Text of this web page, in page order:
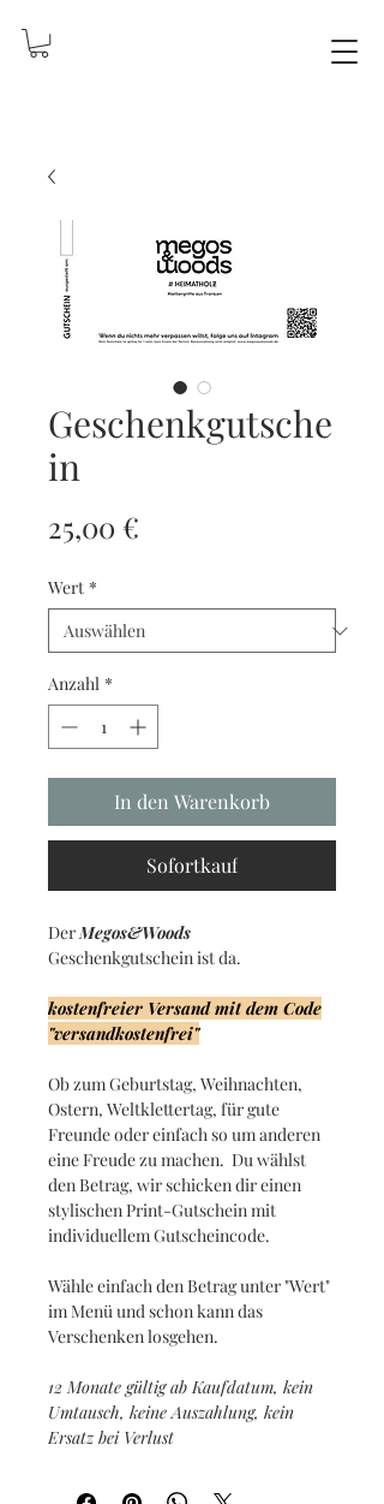
Geschenkgutsche
in
25,00 €
Wert *
Anzahl *
In den Warenkorb
Sofortkauf
DerMegos&Woods
Geschenkgutschein ist da.
kostenfreier Versand mit dem Code
"versandkostenfrei"
Ob zum Geburtstag, Weihnachten,
Ostern, Weltklettertag, für gute
Freunde oder einfach so um anderen
eine Freude zu machen. Du wählst
den Betrag, wir schicken dir einen
stylischen Print-Gutschein mit
individuellem Gutscheincode.
Wähle einfach den Betrag unter "Wert"
im Menü und schon kann das
Verschenken losgehen.
12 Monate gültig ab Kaufdatum, kein
Umtausch, keine Auszahlung, kein
Ersatz bei Verlust